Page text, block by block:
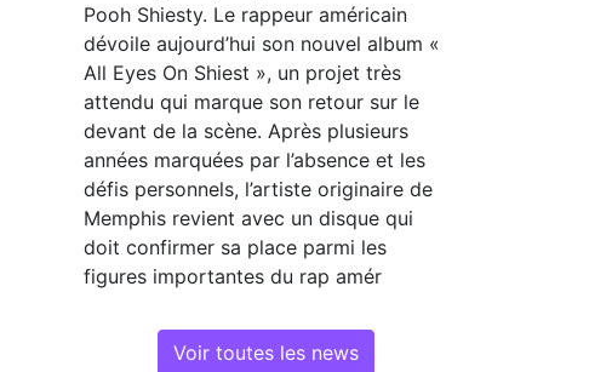
Pooh Shiesty. Le rappeur américain
dévoile aujourd’hui son nouvel album «
All Eyes On Shiest », un projet très
attendu qui marque son retour sur le
devant de la scène. Après plusieurs
années marquées par l’absence et les
défis personnels, l’artiste originaire de
Memphis revient avec un disque qui
doit confirmer sa place parmi les
figures importantes du rap amér
Voir toutes les news